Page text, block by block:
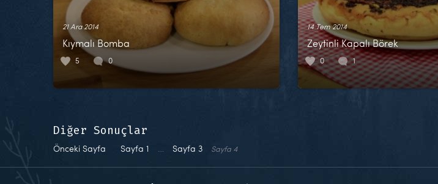
21 Ara 2014
Kıymalı Bomba
5 0
14 Tem 2014
Zeytinli Kapalı Börek
0 1
Diğer Sonuçlar
Önceki Sayfa Sayfa 1 … Sayfa 3 Sayfa 4